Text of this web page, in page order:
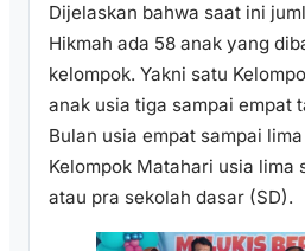
Dijelaskan bahwa saat ini
Hikmah ada 58 anak yang
kelompok. Yakni satu
anak usia tiga sampai empat
Bulan usia empat sampai
Kelompok Matahari usia lima
atau pra sekolah dasar (SD).